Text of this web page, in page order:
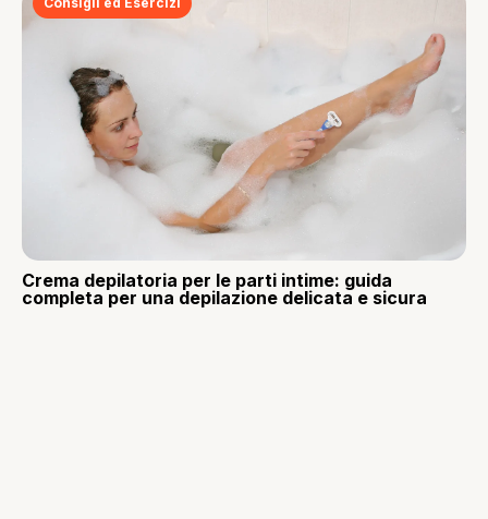
Crema depilatoria per le parti intime: guida
completa per una depilazione delicata e sicura